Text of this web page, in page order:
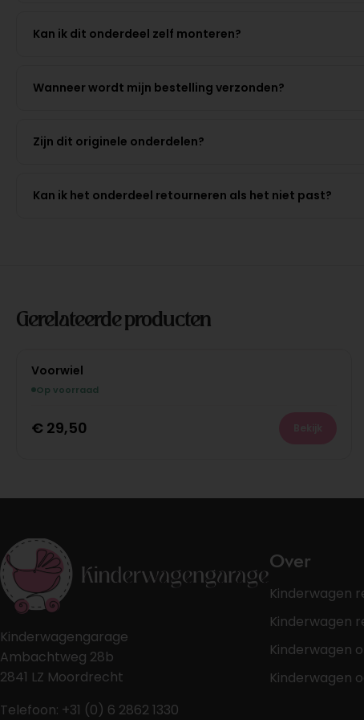
Kan ik dit onderdeel zelf monteren?
Wanneer wordt mijn bestelling verzonden?
Zijn dit originele onderdelen?
Kan ik het onderdeel retourneren als het niet past?
Gerelateerde producten
Voorwiel
Op voorraad
€ 29,50
Kinderwagengarage
Ambachtweg 28b
2841 LZ Moordrecht
Telefoon: +31 (0) 6 2862 1330
Over
Kinderwagen
Kinderwagen
Kinderwagen
Kinderwagen